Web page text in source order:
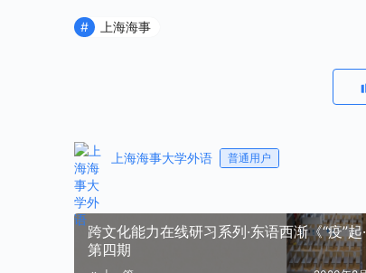
上海海事
上海海事大学外语 普通用户
跨文化能力在线研习系列·东语西渐《“疫”起
第四期